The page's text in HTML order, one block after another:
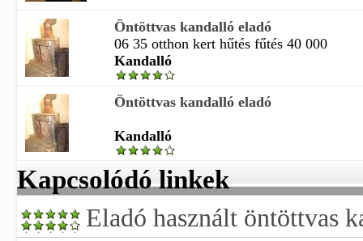
Öntöttvas kandalló eladó
06 35 otthon kert hűtés fűtés 40 000
Kandalló
Öntöttvas kandalló eladó
Kandalló
Kapcsolódó linkek
Eladó használt öntöttvas